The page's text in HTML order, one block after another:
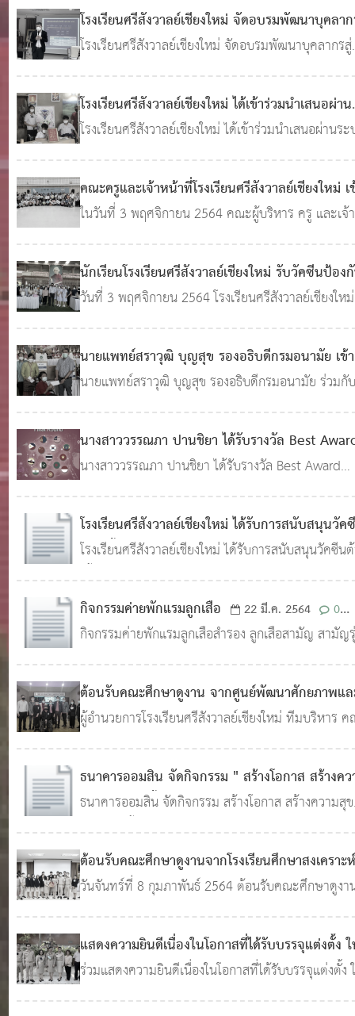
ทำงาน 2 ตำแหน่ง ตามรายละเอียดแนบท้าย
โรงเรียนศรีสังวาลย์เชียงใหม่ จัดอบรมพัฒนาบุคลา
วิทยฐานะและความก้าวหน้าในวิชาชีพ
24 ต.ค.
0
1,607
โรงเรียนศรีสังวาลย์เชียงใหม่ จัดอบรมพัฒนาบุคลากรสู่
วิทยฐานะและความก้าวหน้าในวิชาชีพ เรื่อง หลักเกณฑ์
และวิธีการประเมินตำแหน่ง และวิทยฐานะของข้าราช
ครูและบุคลากรทางการศึกษา ตามหลักเกณฑ์ใหม่ (ว
โรงเรียนศรีสังวาลย์เชียงใหม่ ได้เข้าร่วมนำเสนอผ่าน
ระบบ Online
27 ต.ค. 2564 0 1,531
โรงเรียนศรีสังวาลย์เชียงใหม่ ได้เข้าร่วมนำเสนอผ่านร
Online งานแถลงผลงานสร้างโอกาสทางการศึกษา ให้
เด็กด้อยโอกาส 4 ภารกิจหลัก ภายใต้แนวทาง “การศึ
พิเศษไทย หัวใจนำทาง”
คณะครูและเจ้าหน้าที่โรงเรียนศรีสังวาลย์เชียงใหม่ เ
รับการฉีดวัคซีน เข็ม 3 Booster dose :
Astrazeneca
03 พ.ย. 2564 0 1,764
ในวันที่ 3 พฤศจิกายน 2564 คณะผู้บริหาร ครู และเจ้า
หน้าที่ โรงเรียนศรีสังวาลย์เชียงใหม่ เข้ารับการฉีดวัคซีน
เข็ม 3 (Booster dose : Astrazeneca)
นักเรียนโรงเรียนศรีสังวาลย์เชียงใหม่ รับวัคซีนป้อง
โรคโควิด-19 ชนิดไฟเซอร์ (Pfizer) เข็มที่ 2
03
2564
0 1,360
วันที่ 3 พฤศจิกายน 2564 โรงเรียนศรีสังวาลย์เชียงใหม่
ร่วมกันโรงพยาบาลสันทรายในการฉีดวัคซีนป้องกันโรค
วิด-19 ชนิดไฟเซอร์ (Pfizer) เข็มที่ 2 ให้กับนักเรียน
นายแพทย์สราวุฒิ บุญสุข รองอธิบดีกรมอนามัย เข้า
ตรวจเยี่ยม เสริมพลัง การดำเนินงานตาม Sandbox
Safety Zone in School
22 ต.ค. 2564
0
1,683
นายแพทย์สราวุฒิ บุญสุข รองอธิบดีกรมอนามัย ร่วมกั
ดร.ยุพิน บัวคอม ศึกษาธิการจังหวัดเชียงใหม่ และแพ
หญิงนงนุช ภัทรอนันตนพ ผู้อำนวยการศูนย์อนามัยที่ 1
เชียงใหม่ เข้าตรวจเยี่ยม เสริมพลัง การดำเนินงานตาม
ย์เช
นางสาววรรณภา ปานชิยา ได้รับรางวัล Best
eTool (Excel) การแข่งขัน Global IT Challenge
2021 (for Youth with Disabilities) Final
22 ต.ค. 2564 0 1,610
นางสาววรรณภา ปานชิยา ได้รับรางวัล Best Award
eTool (Excel) การแข่งขัน Global IT Challenge
(for Youth with Disabilities) Final Round
โรงเรียนศรีสังวาลย์เชียงใหม่ ได้รับการสนับสนุนวั
ต้านเชื้อไวรัสโควิด-19 วัคซีน ซิโนฟาร์ม เข็มที่ 2
ต.ค. 2564 0 1,366
โรงเรียนศรีสังวาลย์เชียงใหม่ ได้รับการสนับสนุนวัคซีน
เชื้อไวรัสโควิด-19 ให้กับบุคลากรของโรงเรียนศรีสังวา
เชียงใหม่จำนวน 31 คน ในการฉีดวัคซีน ซิโนฟาร์ม เข็
2 จากคุณวรัญญา เลิศวรกิจพิพัฒน์ นายกสมาคมสตรี
กิจกรรมค่ายพักแรมลูกเสือ 22 มี.ค. 2564
0
2,146
กิจกรรมค่ายพักแรมลูกเสือสำรอง ลูกเสือสามัญ สามัญ
ใหญ่ และลูกเสือวิสามัญ โรงเรียนศรีสังวาลย์เชียงใหม่
17-18 มีนาคม 2564 ปีการศึกษา 2563 ณ ค่ายลูกเสือ
ชั่วคราวโรงเรียนศรีสังวาลย์เชียงใหม่
ต้อนรับคณะศึกษาดูงาน จากศูนย์พัฒนาศักยภาพแ
อาชีพคนพิการหยาดฝน
10 ก.พ. 2564
0
1,701
ผู้อำนวยการโรงเรียนศรีสังวาลย์เชียงใหม่ ทีมบริหาร
ครู และนักเรียนโรงเรียนศรีสังวาลย์เชียงใหม่ให้การต้อ
คณะศึกษาดูงาน จากศูนย์พัฒนาศักยภาพและอาชีพค
พิการหยาดฝน จังหวัดเชียงใหม่
ธนาคารออมสิน จัดกิจกรรม " สร้างโอกาส สร้างค
สุข สร้างรอยยิ้ม"
04 ธ.ค. 2563 0 1,526
ธนาคารออมสิน จัดกิจกรรม สร้างโอกาส สร้างความสุข
สร้างรอยยิ้ม
ต้อนรับคณะศึกษาดูงานจากโรงเรียนศึกษาสงเคราะ
เชียงใหม่
10 ก.พ. 2564 0 1,743
วันจันทร์ที่ 8 กุมภาพันธ์ 2564 ต้อนรับคณะศึกษาดูงา
จากโรงเรียนศึกษาสงเคราะห์เชียงใหม่ ศึกษาดูงานเกี่
กระบวนการจัดการเรียนรู้ Coding และศูนย์การเรียนรู้
STEM สู่ Smart farm
แสดงความยินดีเนื่องในโอกาสที่ได้รับบรรจุแต่งตั้ง
ดำรงตำแหน่งรองผู้อำนวยการสถานศึกษา
05 ต
2563
0 2,279
ร่วมแสดงความยินดีเนื่องในโอกาสที่ได้รับบรรจุแต่งตั้ง
ดำรงตำแหน่งรองผู้อำนวยการสถานศึกษา